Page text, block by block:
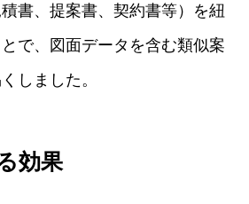
書、提案書、契約書等）を紐
で、図面データを含む類似案
しました。
効果